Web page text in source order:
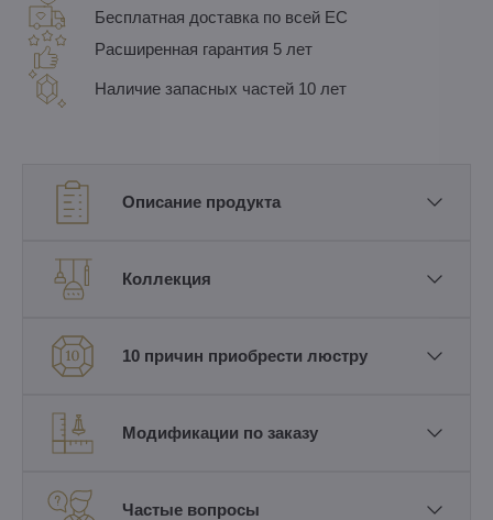
Бесплатная доставка по всей ЕС
Расширенная гарантия 5 лет
Наличие запасных частей 10 лет
Описание продукта
Коллекция
10 причин приобрести люстру
Модификации по заказу
Частые вопросы